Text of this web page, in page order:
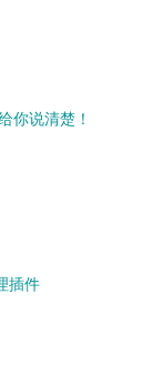
你说清楚！
插件